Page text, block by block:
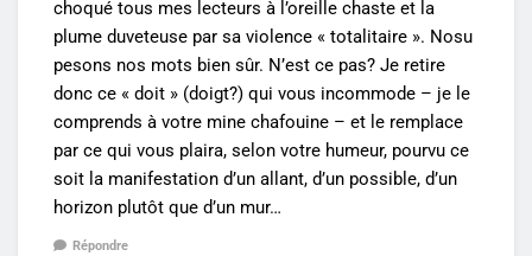
choqué tous mes lecteurs à l’oreille chaste et la
plume duveteuse par sa violence « totalitaire ». Nosu
pesons nos mots bien sûr. N’est ce pas? Je retire
donc ce « doit » (doigt?) qui vous incommode – je le
comprends à votre mine chafouine – et le remplace
par ce qui vous plaira, selon votre humeur, pourvu ce
soit la manifestation d’un allant, d’un possible, d’un
horizon plutôt que d’un mur…
Répondre